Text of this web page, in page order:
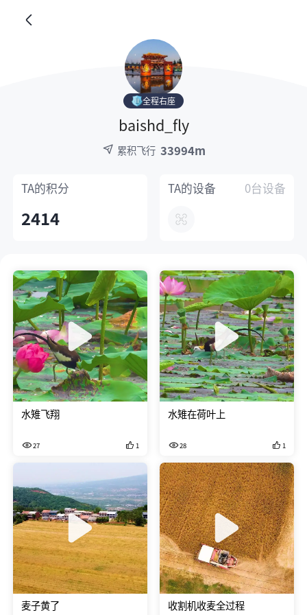
全程右座
baishd_fly
累积飞行 33994m
TA的积分
2414
TA的设备 0台设备
水雉飞翔
27 1
水雉在荷叶上
28 1
麦子黄了 收割机收麦全过程